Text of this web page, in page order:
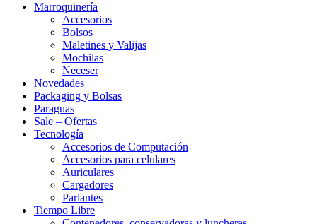
Marroquinería
Accesorios
Bolsos
Maletines y Valijas
Mochilas
Neceser
Novedades
Packaging y Bolsas
Paraguas
Sale – Ofertas
Tecnología
Accesorios de Computación
Accesorios para celulares
Auriculares
Cargadores
Parlantes
Tiempo Libre